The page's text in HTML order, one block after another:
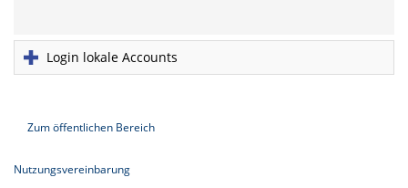
Login lokale Accounts
Zum öffentlichen Bereich
Nutzungsvereinbarung